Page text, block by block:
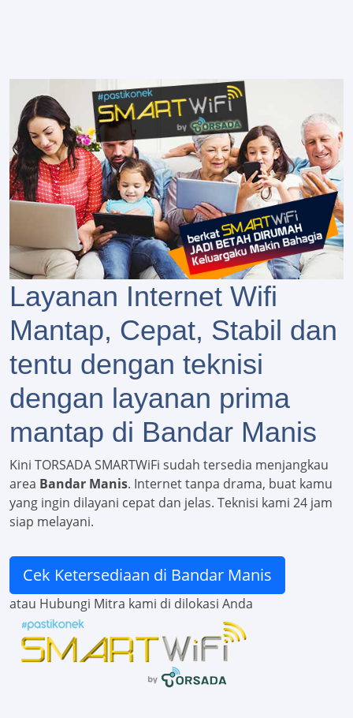
Layanan Internet Wifi
Mantap, Cepat, Stabil dan
tentu dengan teknisi
dengan layanan prima
mantap di Bandar Manis
Kini TORSADA SMARTWiFi sudah tersedia menjangkau
area Bandar Manis. Internet tanpa drama, buat kamu
yang ingin dilayani cepat dan jelas. Teknisi kami 24 jam
siap melayani.
Cek Ketersediaan di Bandar Manis
atau Hubungi Mitra kami di dilokasi Anda